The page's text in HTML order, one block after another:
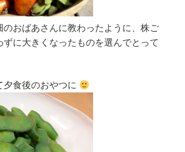
のおばあさんに教わったように、株ご
ずに大きくなったものを選んでとって
夕食後のおやつに